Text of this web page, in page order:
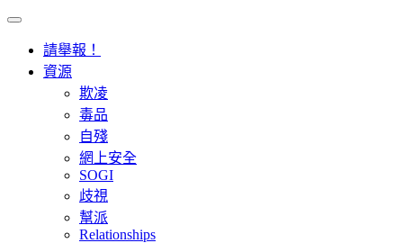
請舉報！
資源
欺凌
毒品
自殘
網上安全
SOGI
歧視
幫派
Relationships